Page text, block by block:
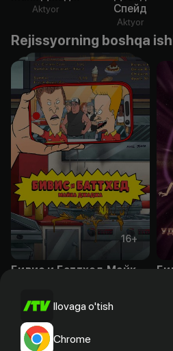
Aktyor
Спейд
Aktyor
Rejissyorning boshqa
16+
Ilovaga o'tish
Chrome